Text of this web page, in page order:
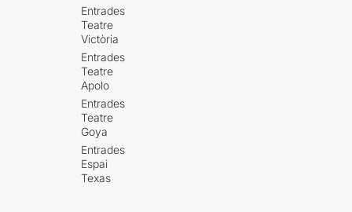
Entrades
Teatre
Victòria
Entrades
Teatre
Apolo
Entrades
Teatre
Goya
Entrades
Espai
Texas